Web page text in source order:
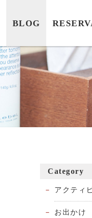
BLOG
Category
アクティ
お出かけ